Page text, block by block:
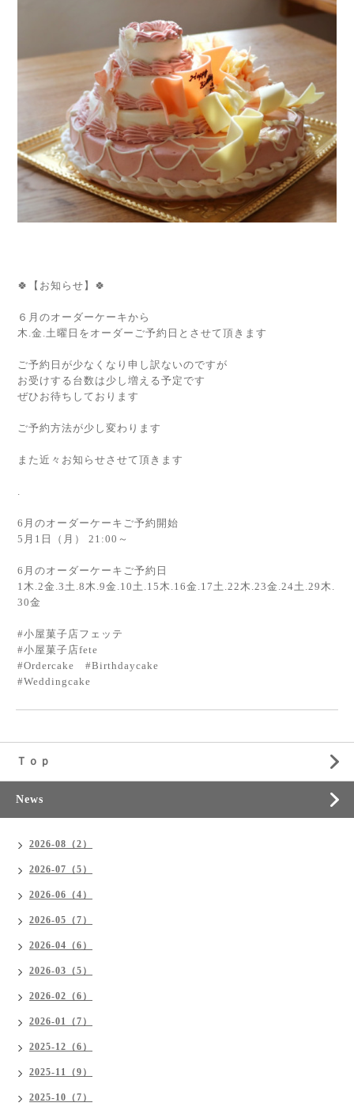
🍀【お知らせ】🍀
６月のオーダーケーキから
木.金.土曜日をオーダーご予約日とさせて頂きます
ご予約日が少なくなり申し訳ないのですが
お受けする台数は少し増える予定です
ぜひお待ちしております
ご予約方法が少し変わります
また近々お知らせさせて頂きます
6月のオーダーケーキご予約開始
5月1日（月） 21:00～
6月のオーダーケーキご予約日
1木.2金.3土.8木.9金.10土.15木.16金.17土.22木.23金.24土.29木.
30金
#小屋菓子店フェッテ
#小屋菓子店fete
#Ordercake #Birthdaycake
#Weddingcake
Ｔｏｐ
News
2026-08（2）
2026-07（5）
2026-06（4）
2026-05（7）
2026-04（6）
2026-03（5）
2026-02（6）
2026-01（7）
2025-12（6）
2025-11（9）
2025-10（7）